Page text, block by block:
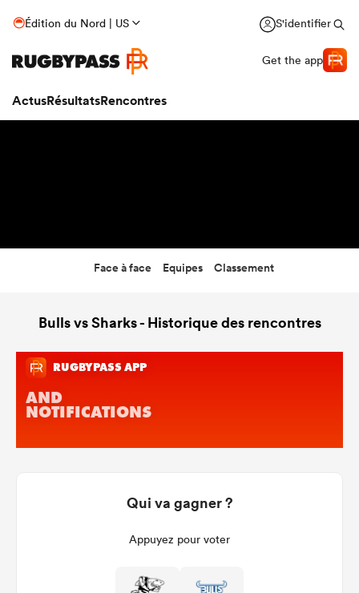
Édition du Nord | US S'identifier
Get the app
ActusRésultatsRencontres
Face à face Equipes Classement
Bulls vs Sharks - Historique des rencontres
Qui va gagner ?
Appuyez pour voter